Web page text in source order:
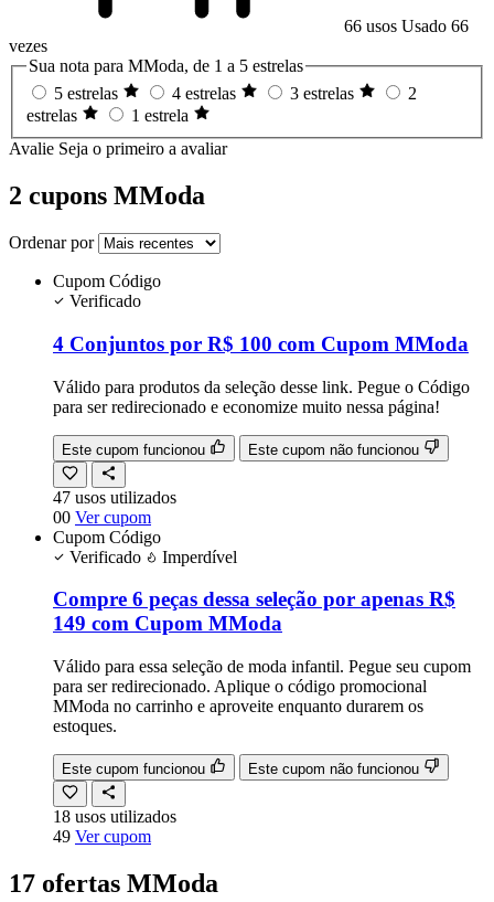
66 usos Usado 66
vezes
Sua nota para MModa, de 1 a 5 estrelas
5 estrelas
4 estrelas 3 estrelas
2
estrelas
1 estrela
Avalie Seja o primeiro a avaliar
2 cupons MModa
Ordenar por
Cupom Código
Verificado
4 Conjuntos por R$ 100 com Cupom MModa
Válido para produtos da seleção desse link. Pegue o Código
para ser redirecionado e economize muito nessa página!
Este cupom funcionou Este cupom não funcionou
47 usos utilizados
00 Ver cupom
Cupom Código
Verificado
Imperdível
Compre 6 peças dessa seleção por apenas R$
149 com Cupom MModa
Válido para essa seleção de moda infantil. Pegue seu cupom
para ser redirecionado. Aplique o código promocional
MModa no carrinho e aproveite enquanto durarem os
estoques.
Este cupom funcionou Este cupom não funcionou
18 usos utilizados
49 Ver cupom
17 ofertas MModa